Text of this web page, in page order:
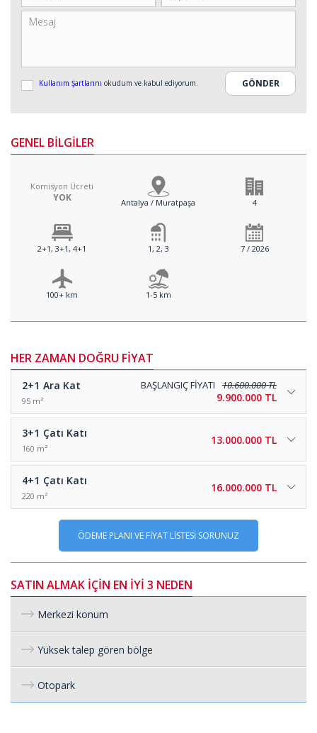
Kullanım Şartlarını okudum ve kabul ediyorum.
GENEL BİLGİLER
Komisyon Ücreti
YOK Antalya / Muratpaşa 4
2+1, 3+1, 4+1 1, 2, 3 7 / 2026
100+ km 1-5 km
HER ZAMAN DOĞRU FİYAT
2+1 Ara Kat
95 m²
BAŞLANGIÇ FİYATI 10.600.000 TL
9.900.000 TL
3+1 Çatı Katı
160 m²
13.000.000 TL
4+1 Çatı Katı
220 m²
16.000.000 TL
ÖDEME PLANI VE FİYAT LİSTESİ SORUNUZ
SATIN ALMAK İÇİN EN İYİ 3 NEDEN
Merkezi konum
Yüksek talep gören bölge
Otopark